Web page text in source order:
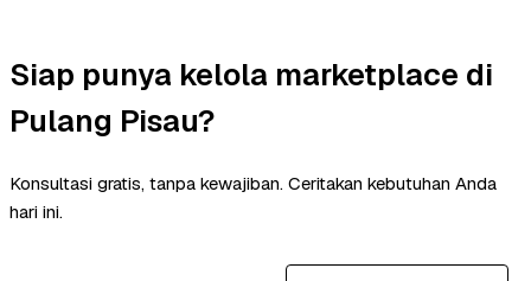
Siap punya kelola marketplace di
Pulang Pisau?
Konsultasi gratis, tanpa kewajiban. Ceritakan kebutuhan Anda
hari ini.